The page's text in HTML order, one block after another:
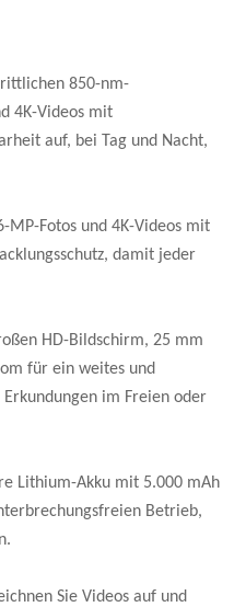
850-nm-
4K-Videos mit
auf, bei Tag und Nacht,
MP-Fotos und 4K-Videos mit
damit jeder
HD-Bildschirm, 25 mm
für ein weites und
im Freien oder
Lithium-Akku mit 5.000 mAh
Betrieb,
Sie Videos auf und